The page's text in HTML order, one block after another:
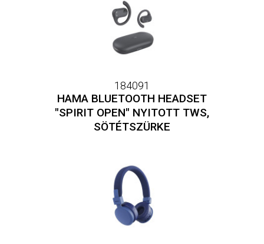
184091
HAMA BLUETOOTH HEADSET
"SPIRIT OPEN" NYITOTT TWS,
SÖTÉTSZÜRKE